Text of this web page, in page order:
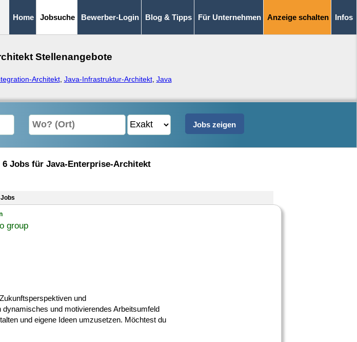
Home Jobsuche Bewerber-Login Blog & Tipps Für Unternehmen Anzeige schalten Infos
Stellenangebote
Architekt, Java-Infrastruktur-Architekt, Java
6 Jobs für Java-Enterprise-Architekt
group
und
und motivierendes Arbeitsumfeld
und eigene Ideen umzusetzen. Möchtest du